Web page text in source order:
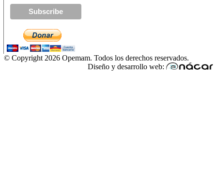
© Copyright 2026 Opemam. Todos los derechos reservados.
Diseño y desarrollo web: